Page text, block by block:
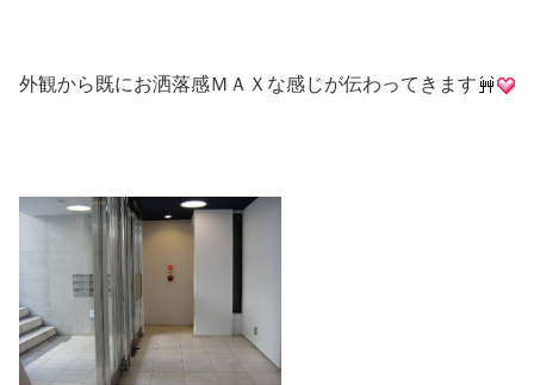
外観から既にお洒落感ＭＡＸな感じが伝わってきます